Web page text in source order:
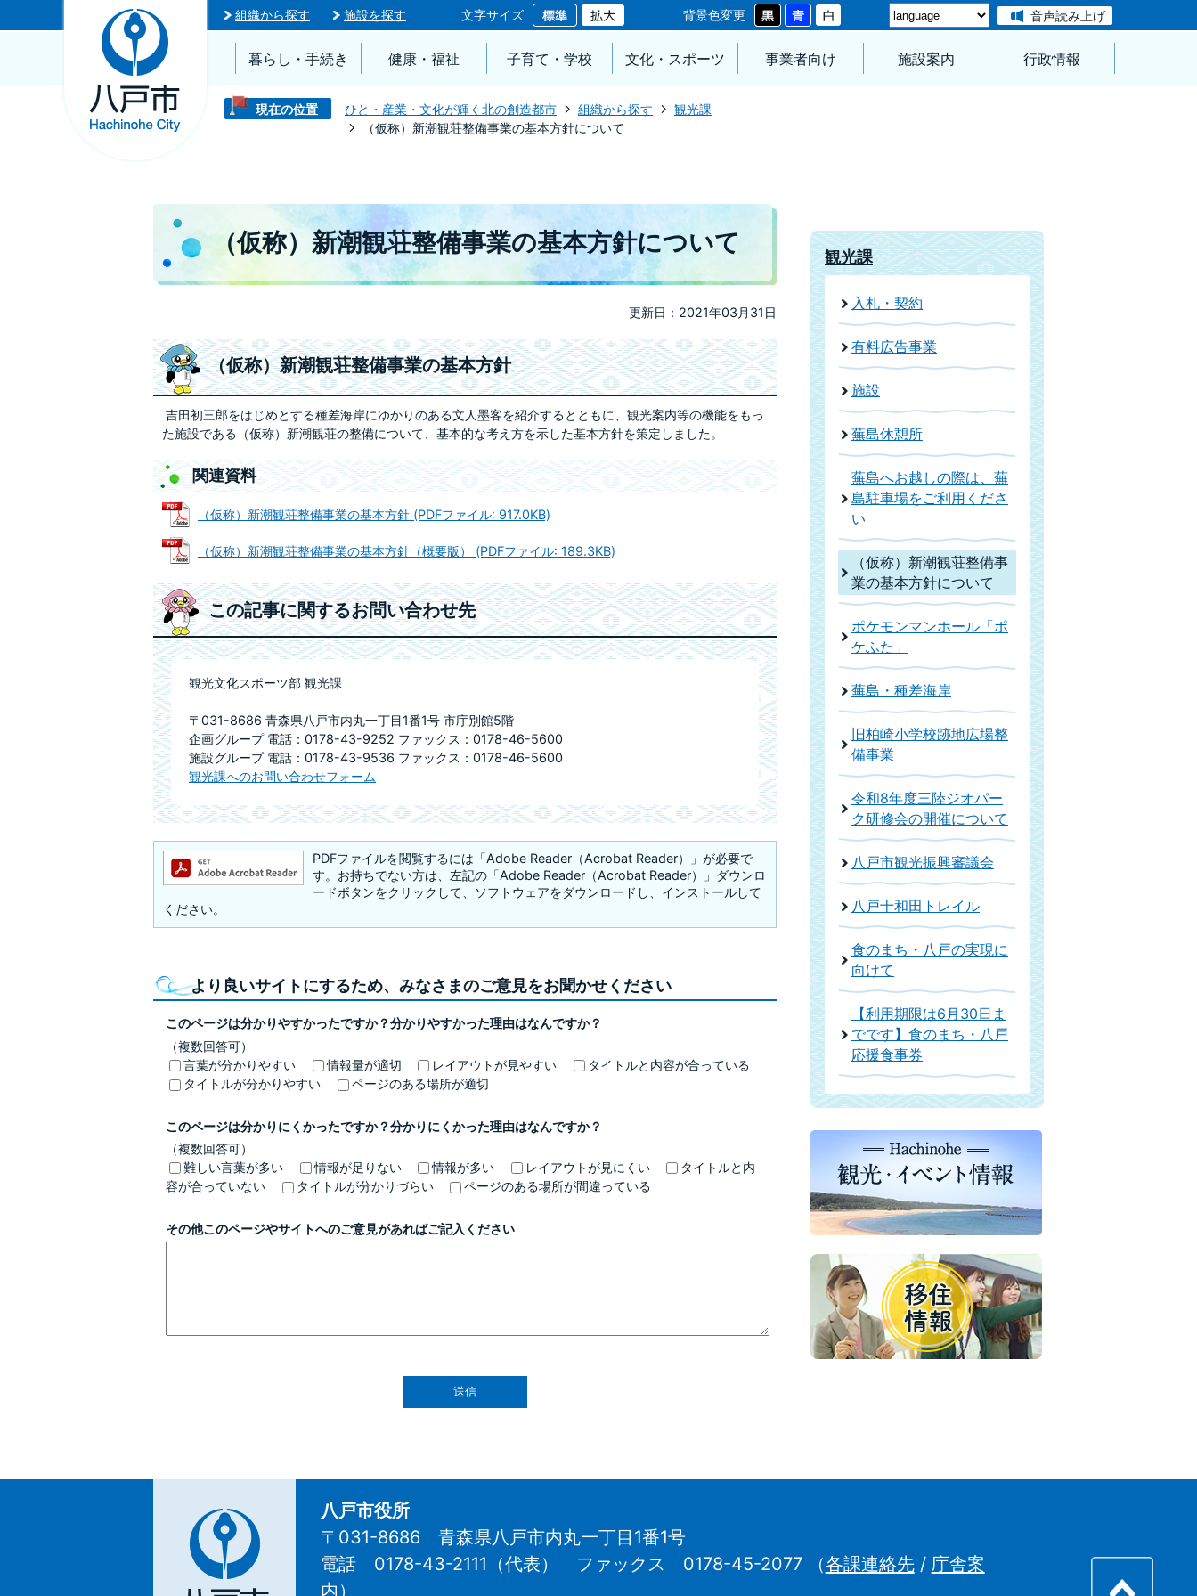
組織から探す 施設を探す 文字サイズ 背景色変更 音声読み上げ
暮らし・手続き 健康・福祉 子育て・学校 文化・スポーツ 事業者向け 施設案内 行政情報
現在の位置 ひと・産業・文化が輝く北の創造都市 組織から探す
観光課
（仮称）新潮観荘整備事業の基本方針について
（仮称）新潮観荘整備事業の基本方針について
更新日：2021年03月31日
（仮称）新潮観荘整備事業の基本方針
吉田初三郎をはじめとする種差海岸にゆかりのある文人墨客を紹介するとともに、観光案内等の機能をもっ
た施設である（仮称）新潮観荘の整備について、基本的な考え方を示した基本方針を策定しました。
関連資料
（仮称）新潮観荘整備事業の基本方針 (PDFファイル: 917.0KB)
（仮称）新潮観荘整備事業の基本方針（概要版） (PDFファイル: 189.3KB)
この記事に関するお問い合わせ先
観光文化スポーツ部 観光課
〒031-8686 青森県八戸市内丸一丁目1番1号 市庁別館5階
企画グループ 電話：0178-43-9252 ファックス：0178-46-5600
施設グループ 電話：0178-43-9536 ファックス：0178-46-5600
観光課へのお問い合わせフォーム
PDFファイルを閲覧するには「Adobe Reader（Acrobat Reader）」が必要で
す。お持ちでない方は、左記の「Adobe Reader（Acrobat Reader）」ダウンロ
ードボタンをクリックして、ソフトウェアをダウンロードし、インストールして
ください。
より良いサイトにするため、みなさまのご意見をお聞かせください
このページは分かりやすかったですか？分かりやすかった理由はなんですか？
（複数回答可）
言葉が分かりやすい
情報量が適切 レイアウトが見やすい
タイトルと内容が合っている
タイトルが分かりやすい
ページのある場所が適切
このページは分かりにくかったですか？分かりにくかった理由はなんですか？
（複数回答可）
難しい言葉が多い
情報が足りない 情報が多い レイアウトが見にくい
タイトルと内
容が合っていない
タイトルが分かりづらい ページのある場所が間違っている
その他このページやサイトへのご意見があればご記入ください
観光課
入札・契約
有料広告事業
施設
蕪島休憩所
蕪島へお越しの際は、蕪
島駐車場をご利用くださ
い
（仮称）新潮観荘整備事
業の基本方針について
ポケモンマンホール「ポ
ケふた」
蕪島・種差海岸
旧柏崎小学校跡地広場整
備事業
令和8年度三陸ジオパー
ク研修会の開催について
八戸市観光振興審議会
八戸十和田トレイル
食のまち・八戸の実現に
向けて
【利用期限は6月30日ま
でです】食のまち・八戸
応援食事券
八
八戸市役所
〒031-8686 青森県八戸市内丸一丁目1番1号
電話 0178-43-2111（代表） ファックス 0178-45-2077（各課連絡先/ 庁舎案
内 ）